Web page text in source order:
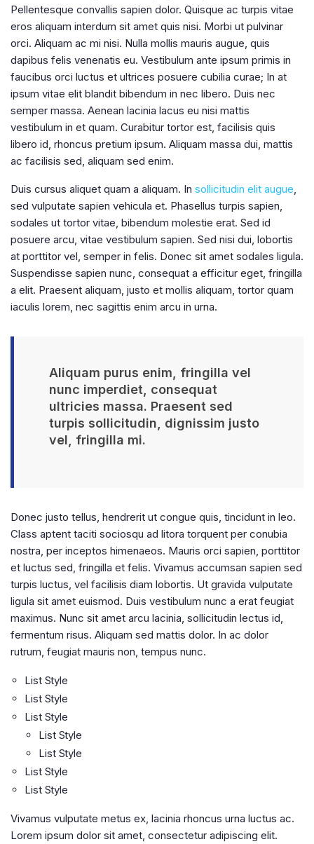
Pellentesque convallis sapien dolor. Quisque ac turpis vitae
eros aliquam interdum sit amet quis nisi. Morbi ut pulvinar
orci. Aliquam ac mi nisi. Nulla mollis mauris augue, quis
dapibus felis venenatis eu. Vestibulum ante ipsum primis in
faucibus orci luctus et ultrices posuere cubilia curae; In at
ipsum vitae elit blandit bibendum in nec libero. Duis nec
semper massa. Aenean lacinia lacus eu nisi mattis
vestibulum in et quam. Curabitur tortor est, facilisis quis
libero id, rhoncus pretium ipsum. Aliquam massa dui, mattis
ac facilisis sed, aliquam sed enim.
Duis cursus aliquet quam a aliquam. In sollicitudin elit augue
sed vulputate sapien vehicula et. Phasellus turpis sapien,
sodales ut tortor vitae, bibendum molestie erat. Sed id
posuere arcu, vitae vestibulum sapien. Sed nisi dui, lobortis
at porttitor vel, semper in felis. Donec sit amet sodales ligula.
Suspendisse sapien nunc, consequat a efficitur eget, fringilla
a elit. Praesent aliquam, justo et mollis aliquam, tortor quam
iaculis lorem, nec sagittis enim arcu in urna.
Aliquam purus enim, fringilla vel
nunc imperdiet, consequat
ultricies massa. Praesent sed
turpis sollicitudin, dignissim justo
vel, fringilla mi.
Donec justo tellus, hendrerit ut congue quis, tincidunt in leo.
Class aptent taciti sociosqu ad litora torquent per conubia
nostra, per inceptos himenaeos. Mauris orci sapien, porttitor
et luctus sed, fringilla et felis. Vivamus accumsan sapien sed
turpis luctus, vel facilisis diam lobortis. Ut gravida vulputate
ligula sit amet euismod. Duis vestibulum nunc a erat feugiat
maximus. Nunc sit amet arcu lacinia, sollicitudin lectus id,
fermentum risus. Aliquam sed mattis dolor. In ac dolor
rutrum, feugiat mauris non, tempus nunc.
List Style
List Style
List Style
List Style
List Style
List Style
List Style
Vivamus vulputate metus ex, lacinia rhoncus urna luctus ac.
Lorem ipsum dolor sit amet, consectetur adipiscing elit.